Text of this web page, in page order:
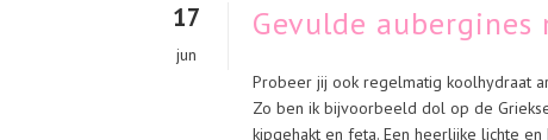
17
jun
Gevulde
Probeer jij ook regelmatig koolhydraat
Zo ben ik bijvoorbeeld dol op de
kipgehakt en feta. Een heerlijke lichte